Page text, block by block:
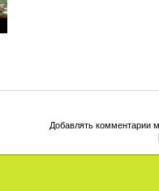
Добавлять комментарии